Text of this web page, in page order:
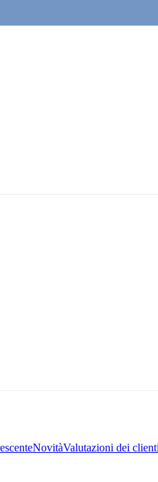
NovitàValutazioni dei clienti